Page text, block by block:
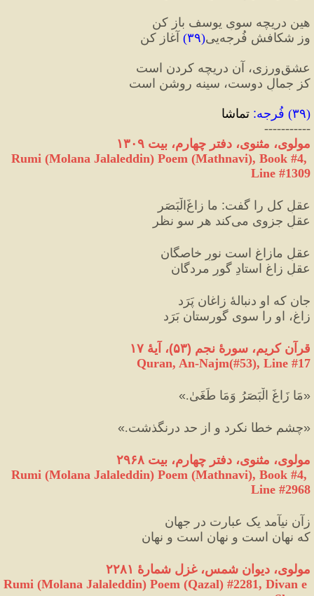
هین دریچه سویِ یوسف باز کن
وز شکافش فُرجه‌یی
(۳۹) آغاز کن
عشق‌ورزی، آن دریچه کردن است
کز جمالِ دوست، سینه روشن است
(۳۹) فُرجه: تماشا
-----------
مولوی، مثنوی، دفتر چهارم، بیت ۱۳۰۹
Rumi (Molana Jalaleddin) Poem (Mathnavi), Book #4,
Line #1309
عقلِ کل را گفت: ما زاغَ‌الْبَصَر
عقلِ جزوی می‌کند هر سو نظر
عقلِ مازاغ است نورِ خاصگان
عقلِ زاغ استادِ گورِ مردگان
جان که او دنبالۀ زاغان پَرَد
زاغ، او را سوی گورستان بَرَد
قرآن کریم، سورهٔ نجم (۵۳)، آیهٔ ۱۷
Quran, An-Najm(#53), Line #17
«مَا زَاغَ الْبَصَرُ وَمَا طَغَىٰ.»
«چشم خطا نكرد و از حد درنگذشت.»
مولوی، مثنوی، دفتر چهارم، بیت ۲۹۶۸
Rumi (Molana Jalaleddin) Poem (Mathnavi), Book #4,
Line #2968
زآن نیآمد یک عبارت در جهان
که نهان‌ است و نهان‌ است و نهان
مولوی، دیوان شمس، غزل شمارهٔ ۲۲۸۱
Rumi (Molana Jalaleddin) Poem (Qazal) #2281, Divan e